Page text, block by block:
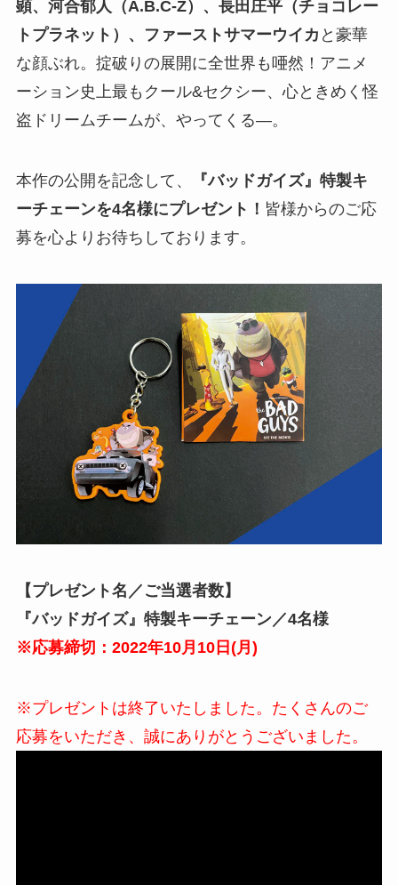
顕、河合郁人（A.B.C-Z）、長田庄平（チョコレー
トプラネット）、ファーストサマーウイカ と豪華
な顔ぶれ。掟破りの展開に全世界も唖然！アニメ
ーション史上最もクール&セクシー、心ときめく怪
盗ドリームチームが、やってくる―。
本作の公開を記念して、
『バッドガイズ』特製キ
ーチェーンを4名様にプレゼント！ 皆様からのご応
募を心よりお待ちしております。
【プレゼント名／ご当選者数】
『バッドガイズ』特製キーチェーン／4名様
※応募締切：2022年10月10日(月)
※プレゼントは終了いたしました。たくさんのご
応募をいただき、誠にありがとうございました。